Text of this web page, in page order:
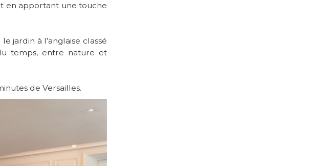
en apportant une touche
jardin à l’anglaise classé
temps, entre nature et
de Versailles.